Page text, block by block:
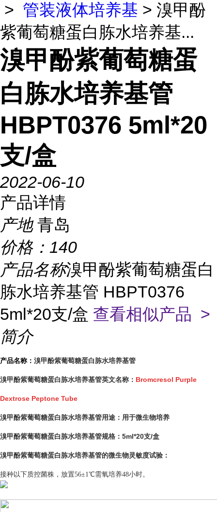
> 管装液体培养基 > 溴甲酚
紫葡萄糖蛋白胨水培养基...
溴甲酚紫葡萄糖蛋
白胨水培养基管
HBPT0376 5ml*20
支/盒
2022-06-10
产品详情
产地 青岛
价格： 140
产品名称溴甲酚紫葡萄糖蛋白
胨水培养基管 HBPT0376
5ml*20支/盒 查看相似产品 >
简介
产品名称： 溴甲酚紫葡萄糖蛋白胨水培养基管
溴甲酚紫葡萄糖蛋白胨水培养基管英文名称： Bromcresol Purple
Dextrose Peptone Tube
溴甲酚紫葡萄糖蛋白胨水培养基管用途： 用于微生物培养
溴甲酚紫葡萄糖蛋白胨水培养基管规格： 5ml*20支/盒
溴甲酚紫葡萄糖蛋白胨水培养基管的微生物灵敏度试验：
接种以下质控菌株，放置56±1℃需氧培养48小时。